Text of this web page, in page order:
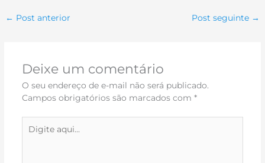
← Post anterior Post seguinte →
Deixe um comentário
O seu endereço de e-mail não será publicado.
Campos obrigatórios são marcados com *
aqui...